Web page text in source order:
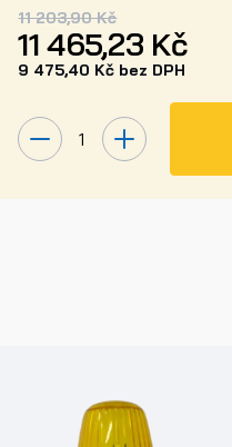
11 203,90 Kč
11 465,23 Kč
9 475,40 Kč bez DPH